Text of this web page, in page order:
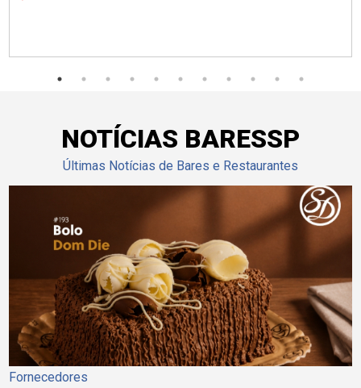
NOTÍCIAS BARESSP
Últimas Notícias de Bares e Restaurantes
Fornecedores